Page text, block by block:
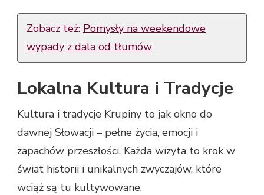
Zobacz też: Pomysły na weekendowe
wypady z dala od tłumów
Lokalna Kultura i Tradycje
Kultura i tradycje Krupiny to jak okno do
dawnej Słowacji – pełne życia, emocji i
zapachów przeszłości. Każda wizyta to krok w
świat historii i unikalnych zwyczajów, które
wciąż są tu kultywowane.